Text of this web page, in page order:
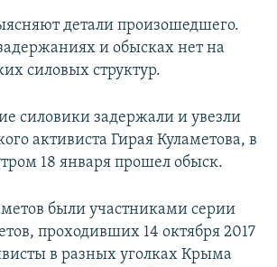
детали произошедшего.
и обысках нет на
силовых структур.
силовики задержали и увезли
активиста Гирая Куламетова, в
18 января прошел обыск.
были участниками серии
проходивших 14 октября 2017
в разных уголках Крыма